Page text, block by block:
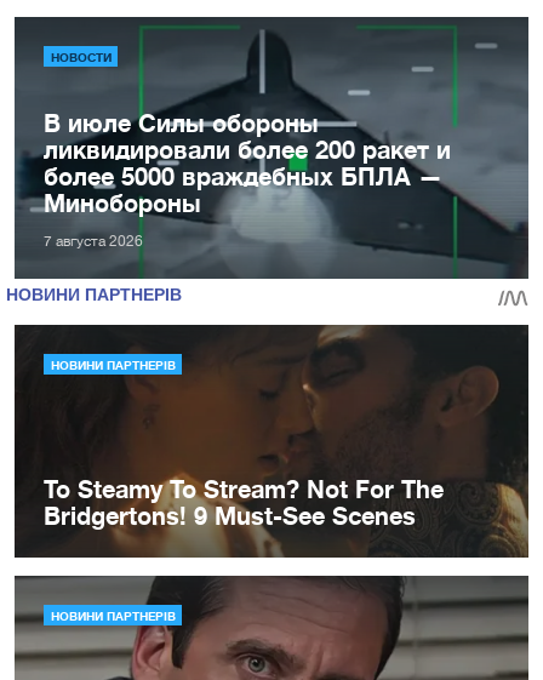
НОВОСТИ
В июле Силы обороны
ликвидировали более 200 ракет и
более 5000 враждебных БПЛА —
Минобороны
7 августа 2026